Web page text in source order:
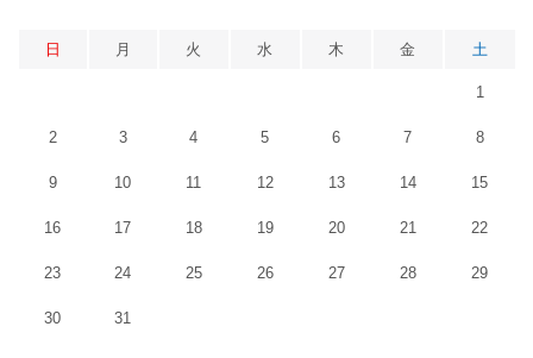
日 月 火 水 木 金 土
1
2 3 4 5 6 7 8
9 10 11 12 13 14 15
16 17 18 19 20 21 22
23 24 25 26 27 28 29
30 31